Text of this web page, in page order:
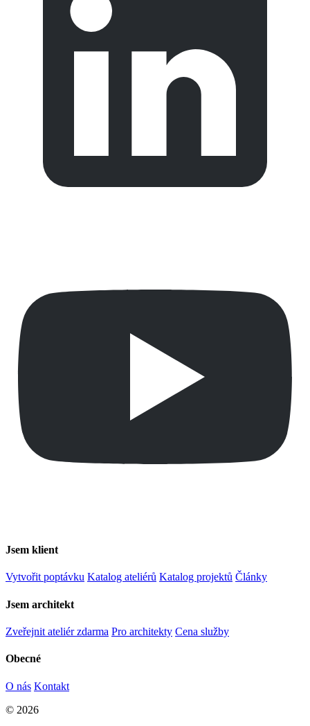
Jsem klient
Vytvořit poptávku Katalog ateliérů Katalog projektů Články
Jsem architekt
Zveřejnit ateliér zdarma Pro architekty Cena služby
Obecné
O nás Kontakt
© 2026